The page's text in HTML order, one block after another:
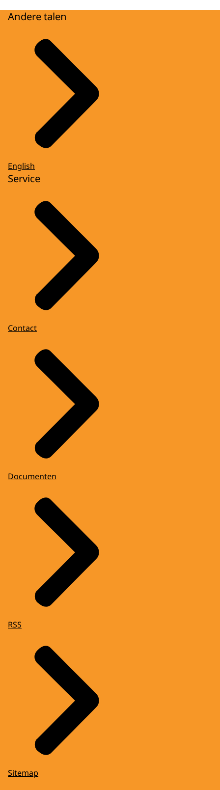
Andere talen
English
Service
Contact
Documenten
RSS
Sitemap